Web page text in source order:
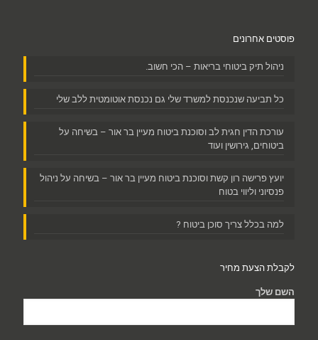
פוסטים אחרונים
ניהול תיק ביטוחי בריאות – הכי חשוב.
כל תביעה שנכנסת למשרד שלי גם נכנסת אוטומטית ללב שלי
עורכת הדין חגית לב וסוכנת ביטוח מעיין בר אור – בשיחה על
ביטוחים, גירושין ועוד
יועץ פרישה רון קשת וסוכנת ביטוח מעיין בר אור – בשיחה על ניהול
פנסיוני וליווי בטוח
למה בכלל צריך סוכן ביטוח ?
לקבלת הצעת מחיר
השם שלך